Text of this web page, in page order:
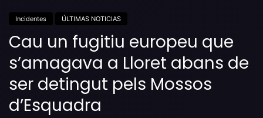
Incidentes ÚLTIMAS NOTICIAS
Cau un fugitiu europeu que
s’amagava a Lloret abans de
ser detingut pels Mossos
d’Esquadra